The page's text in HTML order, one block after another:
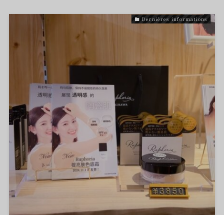
Dernières informations